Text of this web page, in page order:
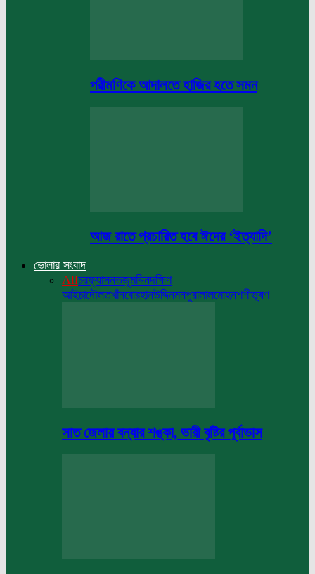
পরীমণিকে আদালতে হাজির হতে সমন
আজ রাতে প্রচারিত হবে ঈদের ‘ইত্যাদি’
ভোলার সংবাদ
Allচরফ্যাসনতজুমদ্দিনদক্ষিণ
আইচাদৌলতখাঁনবোরহানউদ্দিনমনপুরালালমোহনশশীভূষণ
সাত জেলায় বন্যার শঙ্কা, ভারী বৃষ্টির পূর্বাভাস